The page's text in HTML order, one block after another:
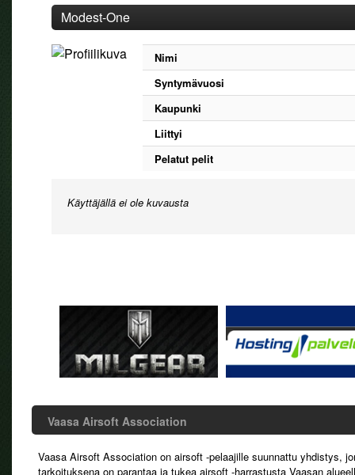
Modest-One
Nimi
Syntymävuosi
Kaupunki
Liittyi
Pelatut pelit
Käyttäjällä ei ole kuvausta
Vaasa Airsoft Association
Vaasa Airsoft Association on airsoft -pelaajille suunnattu yhdistys,
tarkoituksena on parantaa ja tukea airsoft -harrastusta Vaasan